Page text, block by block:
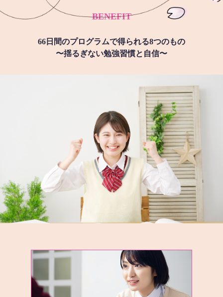
BENEFIT
66日間のプログラムで得られる8つのもの
〜揺るぎない勉強習慣と自信〜